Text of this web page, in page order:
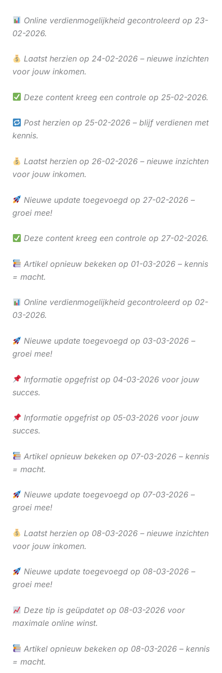
Online verdienmogelijkheid gecontroleerd op 23-
02-2026.
Laatst herzien op 24-02-2026 – nieuwe inzichten
voor jouw inkomen.
Deze content kreeg een controle op 25-02-2026.
Post herzien op 25-02-2026 – blijf verdienen met
kennis.
Laatst herzien op 26-02-2026 – nieuwe inzichten
voor jouw inkomen.
Nieuwe update toegevoegd op 27-02-2026 –
groei mee!
Deze content kreeg een controle op 27-02-2026.
Artikel opnieuw bekeken op 01-03-2026 – kennis
= macht.
Online verdienmogelijkheid gecontroleerd op 02-
03-2026.
Nieuwe update toegevoegd op 03-03-2026 –
groei mee!
Informatie opgefrist op 04-03-2026 voor jouw
succes.
Informatie opgefrist op 05-03-2026 voor jouw
succes.
Artikel opnieuw bekeken op 07-03-2026 – kennis
= macht.
Nieuwe update toegevoegd op 07-03-2026 –
groei mee!
Laatst herzien op 08-03-2026 – nieuwe inzichten
voor jouw inkomen.
Nieuwe update toegevoegd op 08-03-2026 –
groei mee!
Deze tip is geüpdatet op 08-03-2026 voor
maximale online winst.
Artikel opnieuw bekeken op 08-03-2026 – kennis
= macht.